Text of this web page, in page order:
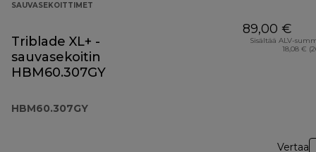
SAUVASEKOITTIMET
Triblade XL+ -
sauvasekoitin
HBM60.307GY
HBM60.307GY
89,00 €
Sisältää ALV-
18,08 €
Vertaa